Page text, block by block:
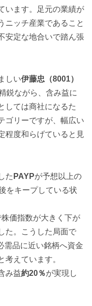
います。足元の業績が
ニッチ産業であること
安定な地合いで踏ん張
しい伊藤忠（8001）
鋭ながら、含み益に
しては商社になるた
ゴリーですが、幅広い
程度和らげていると見
た PAYPが予想以上の
をキープしている状
価指数が大きく下が
た。こうした局面で
需品に近い銘柄へ資金
考えています。
み益約20％が実現し